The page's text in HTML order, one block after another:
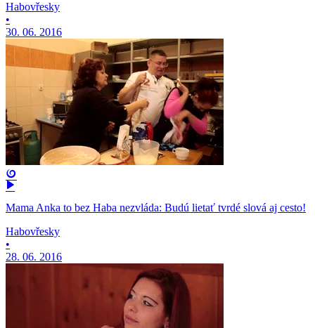
Habovřesky
•
30. 06. 2016
Mama Anka to bez Haba nezvláda: Budú lietať tvrdé slová aj cesto!
Habovřesky
•
28. 06. 2016